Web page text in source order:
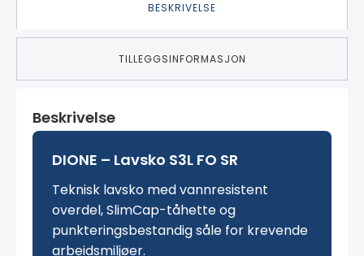
BESKRIVELSE
TILLEGGSINFORMASJON
Beskrivelse
DIONE – Lavsko S3L FO SR
Teknisk lavsko med vannresistent
overdel, SlimCap-tåhette og
punkteringsbestandig såle for krevende
arbeidsmiljøer.